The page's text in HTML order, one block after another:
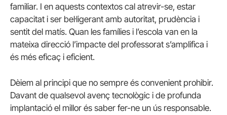
familiar. I en aquests contextos cal atrevir-se, estar
capacitat i ser bel·ligerant amb autoritat, prudència i
sentit del matís. Quan les famílies i l’escola van en la
mateixa direcció l’impacte del professorat s’amplifica i
és més eficaç i eficient.
Dèiem al principi que no sempre és convenient prohibir.
Davant de qualsevol avenç tecnològic i de profunda
implantació el millor és saber fer-ne un ús responsable.